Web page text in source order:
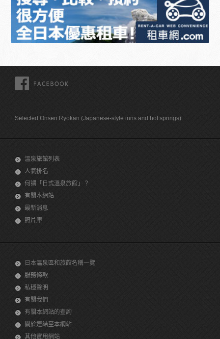
Selected Onsen Ryokan (Japanese-style inns and hot springs)
溫泉旅館列表
人氣排名
何謂「日式溫泉旅館」？
有關本網站
最新消息
照片庫
日本溫泉區和旅館名稱一覽
服務條款
私穩聲明
有關我們
有關本網站的查詢
關於連結至本網站
其他實用網站